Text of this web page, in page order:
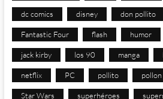
dc comics disney don pollito
Fantastic Four flash humor
jack kirby los 90 manga
netflix PC pollito pollon
Star Wars superhéroes